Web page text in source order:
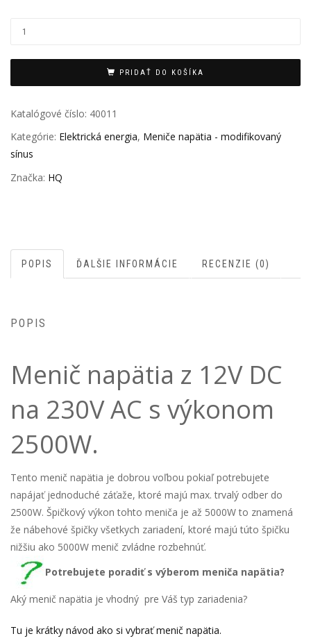
PRIDAŤ DO KOŠÍKA
Katalógové číslo: 40011
Kategórie: Elektrická energia, Meniče napätia - modifikovaný
sínus
Značka: HQ
POPIS ĎALŠIE INFORMÁCIE RECENZIE (0)
POPIS
Menič napätia z 12V DC
na 230V AC s výkonom
2500W.
Tento menič napätia je dobrou voľbou pokiaľ potrebujete
napájať jednoduché záťaže, ktoré majú max. trvalý odber do
2500W. Špičkový výkon tohto meniča je až 5000W to znamená
že nábehové špičky všetkych zariadení, ktoré majú túto špičku
nižšiu ako 5000W menič zvládne rozbehnúť.
Potrebujete poradiť s výberom meniča napätia?
Aký menič napätia je vhodný pre Váš typ zariadenia?
Tu je krátky návod ako si vybrať menič napätia.